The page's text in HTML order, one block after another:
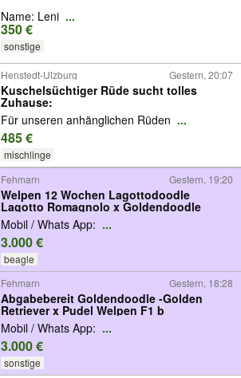
Name: Leni ...
350 €
sonstige
Henstedt-Ulzburg Gestern, 20:07
Kuschelsüchtiger Rüde sucht tolles
Zuhause:
Für unseren anhänglichen Rüden ...
485 €
mischlinge
Fehmarn Gestern, 19:20
Welpen 12 Wochen Lagottodoodle
Lagotto Romagnolo x Goldendoodle
Mobil / Whats App: ...
3.000 €
beagle
Fehmarn Gestern, 18:28
Abgabebereit Goldendoodle -Golden
Retriever x Pudel Welpen F1 b
Mobil / Whats App: ...
3.000 €
sonstige